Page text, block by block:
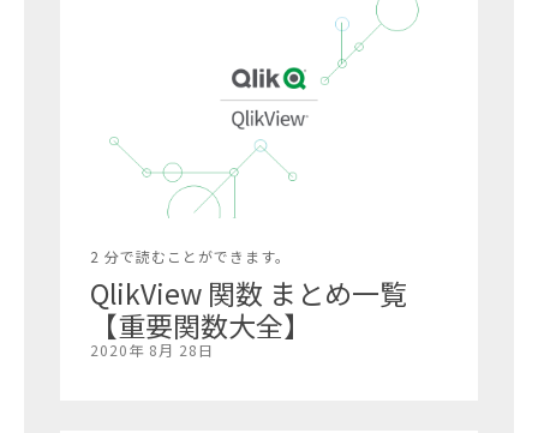
2 分で読むことができます。
QlikView 関数 まとめ一覧
【重要関数大全】
2020年 8月 28日